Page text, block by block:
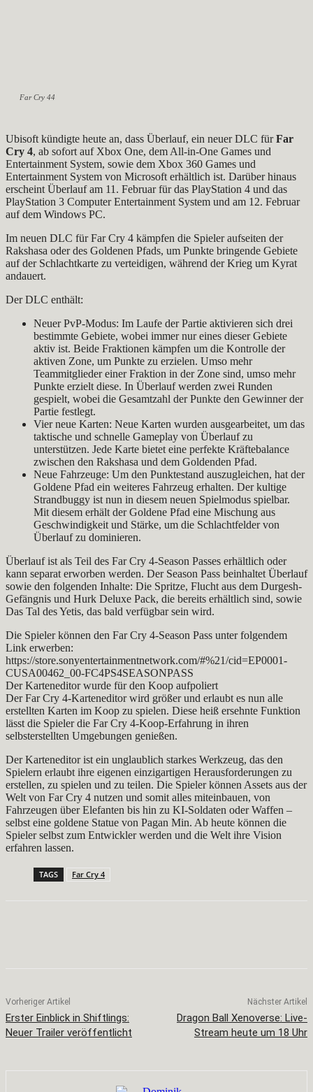
Far Cry 44
Ubisoft kündigte heute an, dass Überlauf, ein neuer DLC fürFar
Cry 4, ab sofort auf Xbox One, dem All-in-One Games und
Entertainment System, sowie dem Xbox 360 Games und
Entertainment System von Microsoft erhältlich ist. Darüber hinaus
erscheint Überlauf am 11. Februar für das PlayStation 4 und das
PlayStation 3 Computer Entertainment System und am 12. Februar
auf dem Windows PC.
Im neuen DLC für Far Cry 4 kämpfen die Spieler aufseiten der
Rakshasa oder des Goldenen Pfads, um Punkte bringende Gebiete
auf der Schlachtkarte zu verteidigen, während der Krieg um Kyrat
andauert.
Der DLC enthält:
Neuer PvP-Modus: Im Laufe der Partie aktivieren sich drei
bestimmte Gebiete, wobei immer nur eines dieser Gebiete
aktiv ist. Beide Fraktionen kämpfen um die Kontrolle der
aktiven Zone, um Punkte zu erzielen. Umso mehr
Teammitglieder einer Fraktion in der Zone sind, umso mehr
Punkte erzielt diese. In Überlauf werden zwei Runden
gespielt, wobei die Gesamtzahl der Punkte den Gewinner der
Partie festlegt.
Vier neue Karten: Neue Karten wurden ausgearbeitet, um das
taktische und schnelle Gameplay von Überlauf zu
unterstützen. Jede Karte bietet eine perfekte Kräftebalance
zwischen den Rakshasa und dem Goldenden Pfad.
Neue Fahrzeuge: Um den Punktestand auszugleichen, hat der
Goldene Pfad ein weiteres Fahrzeug erhalten. Der kultige
Strandbuggy ist nun in diesem neuen Spielmodus spielbar.
Mit diesem erhält der Goldene Pfad eine Mischung aus
Geschwindigkeit und Stärke, um die Schlachtfelder von
Überlauf zu dominieren.
Überlauf ist als Teil des Far Cry 4-Season Passes erhältlich oder
kann separat erworben werden. Der Season Pass beinhaltet Überlauf
sowie den folgenden Inhalte: Die Spritze, Flucht aus dem Durgesh-
Gefängnis und Hurk Deluxe Pack, die bereits erhältlich sind, sowie
Das Tal des Yetis, das bald verfügbar sein wird.
Die Spieler können den Far Cry 4-Season Pass unter folgendem
Link erwerben:
https://store.sonyentertainmentnetwork.com/#%21/cid=EP0001-
CUSA00462_00-FC4PS4SEASONPASS
Der Karteneditor wurde für den Koop aufpoliert
Der Far Cry 4-Karteneditor wird größer und erlaubt es nun alle
erstellten Karten im Koop zu spielen. Diese heiß ersehnte Funktion
lässt die Spieler die Far Cry 4-Koop-Erfahrung in ihren
selbsterstellten Umgebungen genießen.
Der Karteneditor ist ein unglaublich starkes Werkzeug, das den
Spielern erlaubt ihre eigenen einzigartigen Herausforderungen zu
erstellen, zu spielen und zu teilen. Die Spieler können Assets aus der
Welt von Far Cry 4 nutzen und somit alles miteinbauen, von
Fahrzeugen über Elefanten bis hin zu KI-Soldaten oder Waffen –
selbst eine goldene Statue von Pagan Min. Ab heute können die
Spieler selbst zum Entwickler werden und die Welt ihre Vision
erfahren lassen.
TAGS Far Cry 4
Vorheriger Artikel
Erster Einblick in Shiftlings:
Neuer Trailer veröffentlicht
Nächster Artikel
Dragon Ball Xenoverse: Live-
Stream heute um 18 Uhr